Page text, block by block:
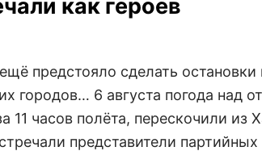
как героев
предстояло сделать
городов… 6 августа погода над
11 часов полёта, перескочили
представители